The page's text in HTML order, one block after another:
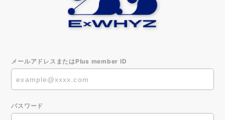
メールアドレスまたはPlus member ID
パスワード